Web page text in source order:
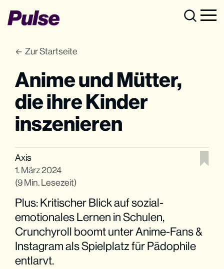
Zur Startseite
Anime und Mütter,
die ihre Kinder
inszenieren
Axis
1. März 2024
(9 Min. Lesezeit)
Plus: Kritischer Blick auf sozial-
emotionales Lernen in Schulen,
Crunchyroll boomt unter Anime-Fans &
Instagram als Spielplatz für Pädophile
entlarvt.